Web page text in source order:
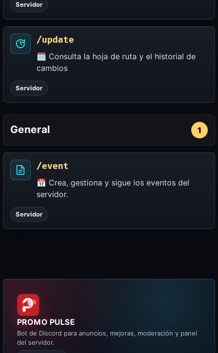
Servidor
/update
🗓️ Consulta la hoja de ruta y el historial de
cambios
Servidor
General 1
/event
📅 Crea, gestiona y sigue los eventos del
servidor.
Servidor
PROMO PULSE
Bot de Discord para anuncios, mejoras, moderación y panel
del servidor.